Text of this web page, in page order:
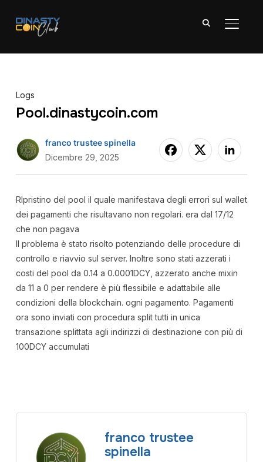
APRI/
Logs
Pool.dinastycoin.com
franco trustee spinella
Dicembre 29, 2025
RIpristino del pool il quale manifestava degli errori sul wallet
dei pagamenti che risultavano non regolari. era dal 17/12
che non pagava
Il problema è stato risolto potenziando delle procedure di
controllo e riavvio sul server. Inoltre sono stati azzerati i
costi del pool da 0.14 a 0.0001DCY, azzerato anche mixin
da 11 a 0 per rendere è più flessibile e adattabile alle
condizioni della blockchain. ogni pagamento. Pagamenti
ora sono inviati con procedura split tutti in unica
transazione splittata agli indirizzi di destinazione con più di
100DCY accumulati
franco trustee
spinella